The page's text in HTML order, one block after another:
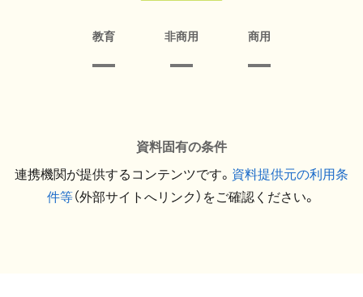
教育 非商用 商用
資料固有の条件
連携機関が提供するコンテンツです。 資料提供元の利用条
件等（外部サイトへリンク）をご確認ください。